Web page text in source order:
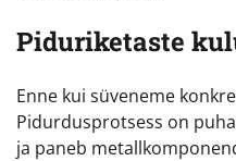
Piduriketaste
Enne kui süveneme
Pidurdusprotsess on
ja paneb